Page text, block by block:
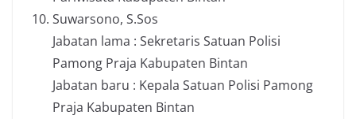
Suwarsono, S.Sos
Jabatan lama : Sekretaris Satuan Polisi
Pamong Praja Kabupaten Bintan
Jabatan baru : Kepala Satuan Polisi Pamong
Praja Kabupaten Bintan